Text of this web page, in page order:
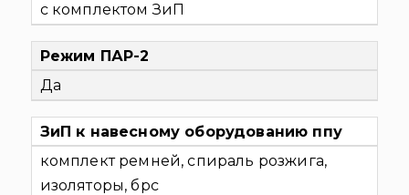
с комплектом ЗиП
Режим ПАР-2
Да
ЗиП к навесному оборудованию ппу
комплект ремней, спираль розжига,
изоляторы, брс